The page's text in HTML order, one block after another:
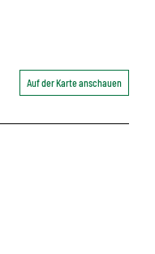
Auf der Karte anschauen